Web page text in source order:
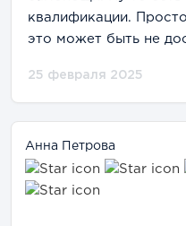
квалификации.
это может быть не
25 февраля 2025
Анна Петрова